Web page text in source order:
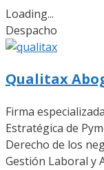
Loading...
Despacho
Qualitax
Firma
Estratégica de
Derecho de los
Gestión Laboral y